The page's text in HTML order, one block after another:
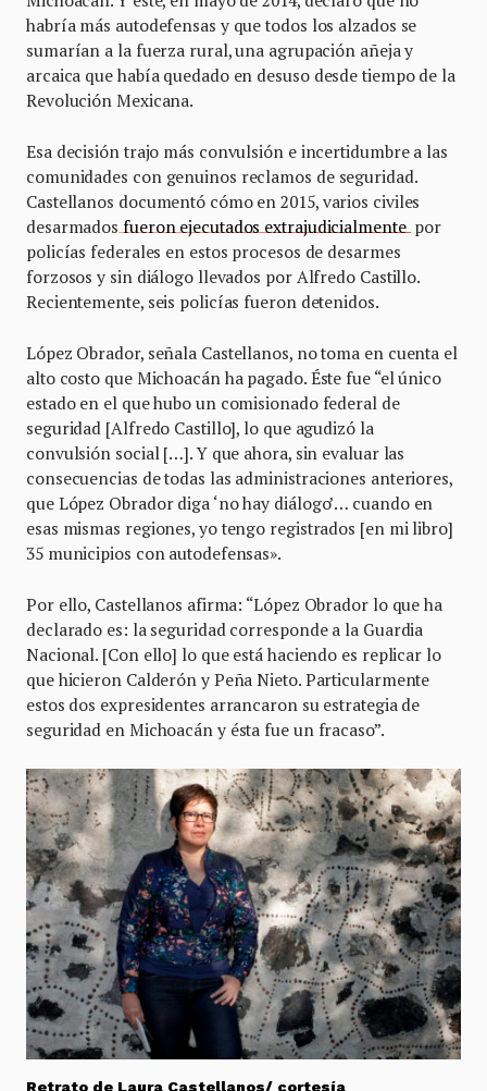
habría más autodefensas y que todos los alzados se
sumarían a la fuerza rural, una agrupación añeja y
arcaica que había quedado en desuso desde tiempo de la
Revolución Mexicana.
Esa decisión trajo más convulsión e incertidumbre a las
comunidades con genuinos reclamos de seguridad.
Castellanos documentó cómo en 2015, varios civiles
desarmadosfueron ejecutados extrajudicialmentepor
policías federales en estos procesos de desarmes
forzosos y sin diálogo llevados por Alfredo Castillo.
Recientemente, seis policías fueron detenidos.
López Obrador, señala Castellanos, no toma en cuenta el
alto costo que Michoacán ha pagado. Éste fue “el único
estado en el que hubo un comisionado federal de
seguridad [Alfredo Castillo], lo que agudizó la
convulsión social […]. Y que ahora, sin evaluar las
consecuencias de todas las administraciones anteriores,
que López Obrador diga ‘no hay diálogo’… cuando en
esas mismas regiones, yo tengo registrados [en mi libro]
35 municipios con autodefensas».
Por ello, Castellanos afirma: “López Obrador lo que ha
declarado es: la seguridad corresponde a la Guardia
Nacional. [Con ello] lo que está haciendo es replicar lo
que hicieron Calderón y Peña Nieto. Particularmente
estos dos expresidentes arrancaron su estrategia de
seguridad en Michoacán y ésta fue un fracaso”.
Retrato de Laura Castellanos/ cortesía